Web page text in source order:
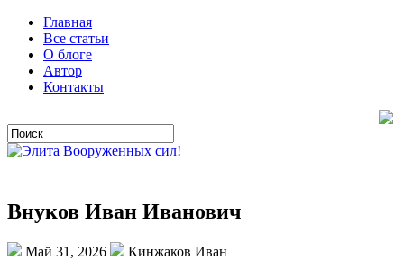
Главная
Все статьи
О блоге
Автор
Контакты
Внуков Иван Иванович
Май 31, 2026
Кинжаков Иван